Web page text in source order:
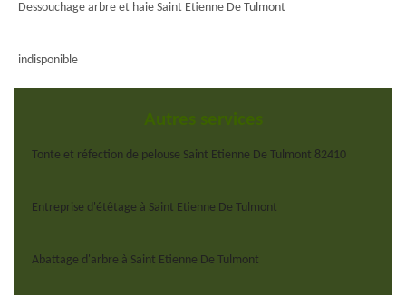
Dessouchage arbre et haie Saint Etienne De Tulmont
indisponible
Autres services
Tonte et réfection de pelouse Saint Etienne De Tulmont 82410
Entreprise d'étêtage à Saint Etienne De Tulmont
Abattage d'arbre à Saint Etienne De Tulmont